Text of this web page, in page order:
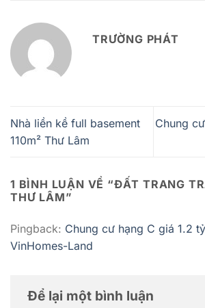
TRƯỜNG PHÁT
Nhà liền kề full basement
110m² Thư Lâm
Chung
1 BÌNH LUẬN VỀ “ĐẤT TRANG
THƯ LÂM”
Pingback: Chung cư hạng C giá 1.2
VinHomes-Land
Để lại một bình luận